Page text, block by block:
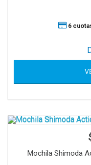
6
Mochila Shimoda